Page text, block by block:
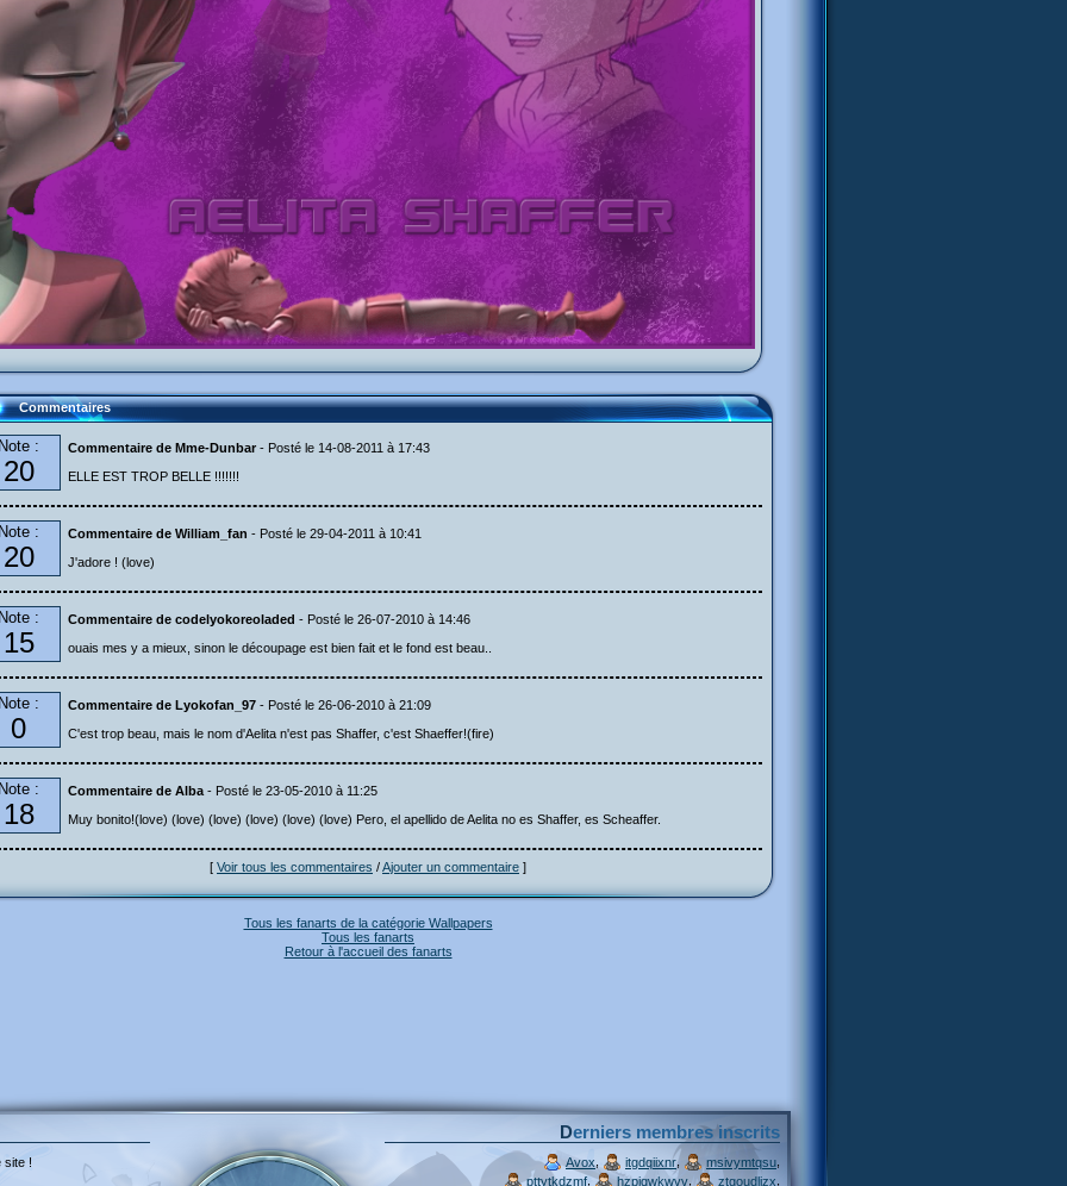
Commentaires
Note :
20
Commentaire de Mme-Dunbar - Posté le 14-08-2011 à 17:43
ELLE EST TROP BELLE !!!!!!!
Note :
20
Commentaire de William_fan - Posté le 29-04-2011 à 10:41
J'adore ! (love)
Note :
15
Commentaire de codelyokoreoladed - Posté le 26-07-2010 à 14:46
ouais mes y a mieux, sinon le découpage est bien fait et le fond est beau..
Note :
0
Commentaire de Lyokofan_97 - Posté le 26-06-2010 à 21:09
C'est trop beau, mais le nom d'Aelita n'est pas Shaffer, c'est Shaeffer!(fire)
Note :
18
Commentaire de Alba - Posté le 23-05-2010 à 11:25
Muy bonito!(love) (love) (love) (love) (love) (love) Pero, el apellido de Aelita no es Shaffer, es Scheaffer.
[ Voir tous les commentaires /Ajouter un commentaire ]
Tous les fanarts de la catégorie Wallpapers
Tous les fanarts
Retour à l'accueil des fanarts
site !
Derniers membres inscrits
Avox itgdqiixnr, msivymtqsu
pttytkdzmf, hzpjqwkwvv ztgoudljzx